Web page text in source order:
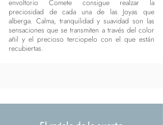
envoltorio Comete consigue realzar la
preciosidad de cada una de las Joyas que
alberga. Calma, tranquilidad y suavidad son las
sensaciones que se transmiten a través del color
añil y el precioso terciopelo con el que están
recubiertas.